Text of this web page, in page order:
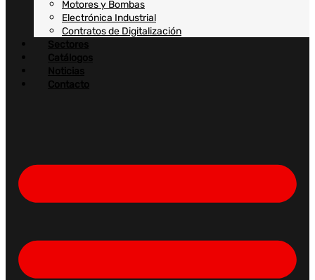
Motores y Bombas
Electrónica Industrial
Contratos de Digitalización
Sectores
Catálogos
Noticias
Contacto